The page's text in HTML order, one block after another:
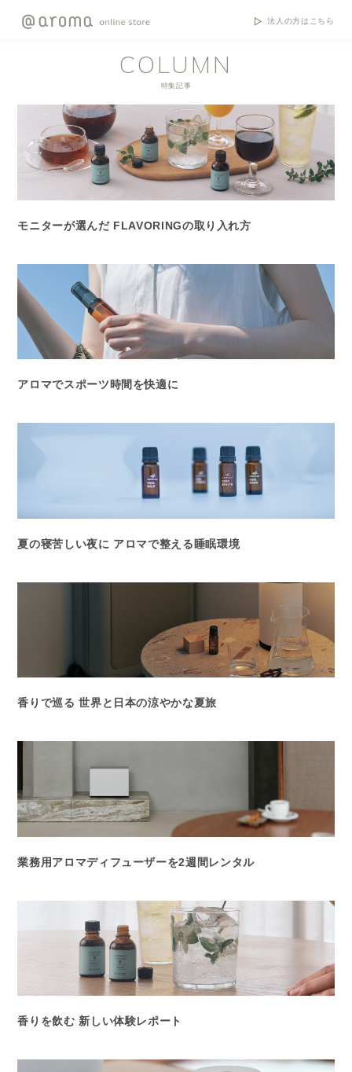
法人の方はこちら
COLUMN
特集記事
モニターが選んだ FLAVORINGの取り入れ方
アロマでスポーツ時間を快適に
夏の寝苦しい夜に アロマで整える睡眠環境
香りで巡る 世界と日本の涼やかな夏旅
業務用アロマディフューザーを2週間レンタル
香りを飲む 新しい体験レポート